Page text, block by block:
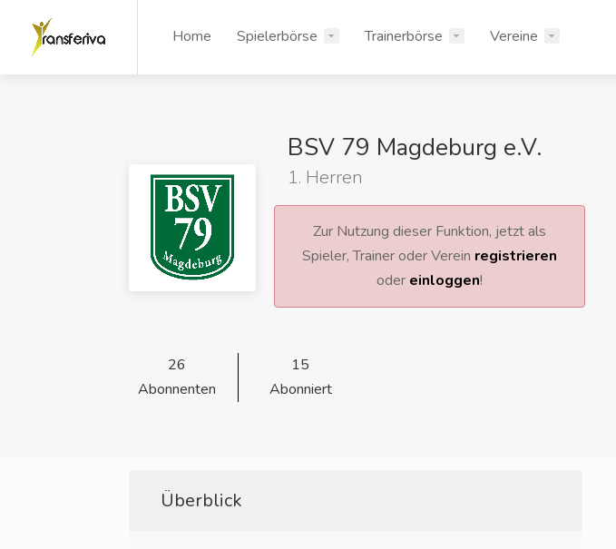
Home Spielerbörse Trainerbörse Vereine
BSV 79 Magdeburg e.V.
1. Herren
Zur Nutzung dieser Funktion, jetzt als
Spieler, Trainer oder Verein registrieren
oder einloggen!
26
Abonnenten
15
Abonniert
Überblick